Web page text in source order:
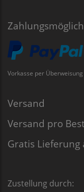
Vorkasse per Überweisung
Versand
Versand pro
Gratis Lieferung
Zustellung durch: